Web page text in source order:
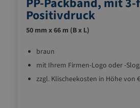
Positivdruck
50 mm x 66 m (B x L)
braun
mit Ihrem Firmen-Logo oder -
zzgl. Klischeekosten in Höhe von